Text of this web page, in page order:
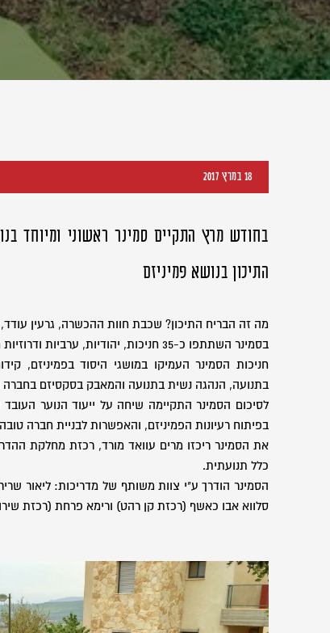
18 במרץ 2017
בחודש מרץ התקיים סמינר ראשוני ומיוחד
התיכון בנושא פמיניזם
מה זה הבריח התיכון? שכבת חוות ההכשרה, גרעין עודד,
בסמינר השתתפו כ-35 חניכות, יהודיות, ערביות ודרוזיות מרחבי התנועה.
חניכות הסמינר העמיקו במושגי היסוד בפמיניזם,
בתנועה, הנהגה נשית בתנועה והמאבק בסקסיזם בחברה
לסיכום הסמינר התקיימה שיחה על ייעוד הנוער
בפיתוח רעיונות הפמיניזם, והאפשרות לבניית חברה
את הסמינר ריכזו מרים עוואד מורד, רכזת מחלקת
כלל תנועתית.
הסמינר הודרך ע"י צוות משותף של מדריכות: ליאור
סלווא אבו כאשף (רכזת קן רהט) ורימא פרחת (רכזת